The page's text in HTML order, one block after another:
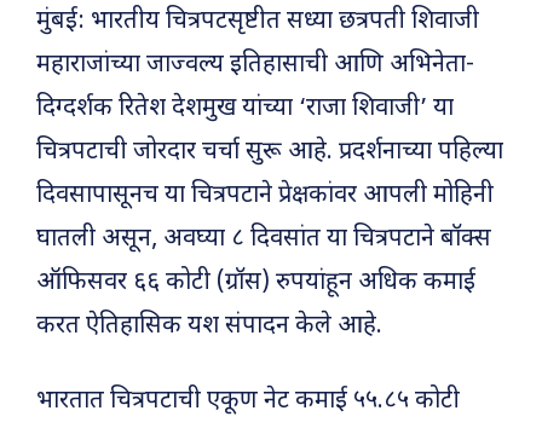
मुंबई: भारतीय चित्रपटसृष्टीत सध्या छत्रपती शिवाजी
महाराजांच्या जाज्वल्य इतिहासाची आणि अभिनेता-
दिग्दर्शक रितेश देशमुख यांच्या ‘राजा शिवाजी’ या
चित्रपटाची जोरदार चर्चा सुरू आहे. प्रदर्शनाच्या पहिल्या
दिवसापासूनच या चित्रपटाने प्रेक्षकांवर आपली मोहिनी
घातली असून, अवघ्या ८ दिवसांत या चित्रपटाने बॉक्स
ऑफिसवर ६६ कोटी (ग्रॉस) रुपयांहून अधिक कमाई
करत ऐतिहासिक यश संपादन केले आहे.
भारतात चित्रपटाची एकूण नेट कमाई ५५.८५ कोटी